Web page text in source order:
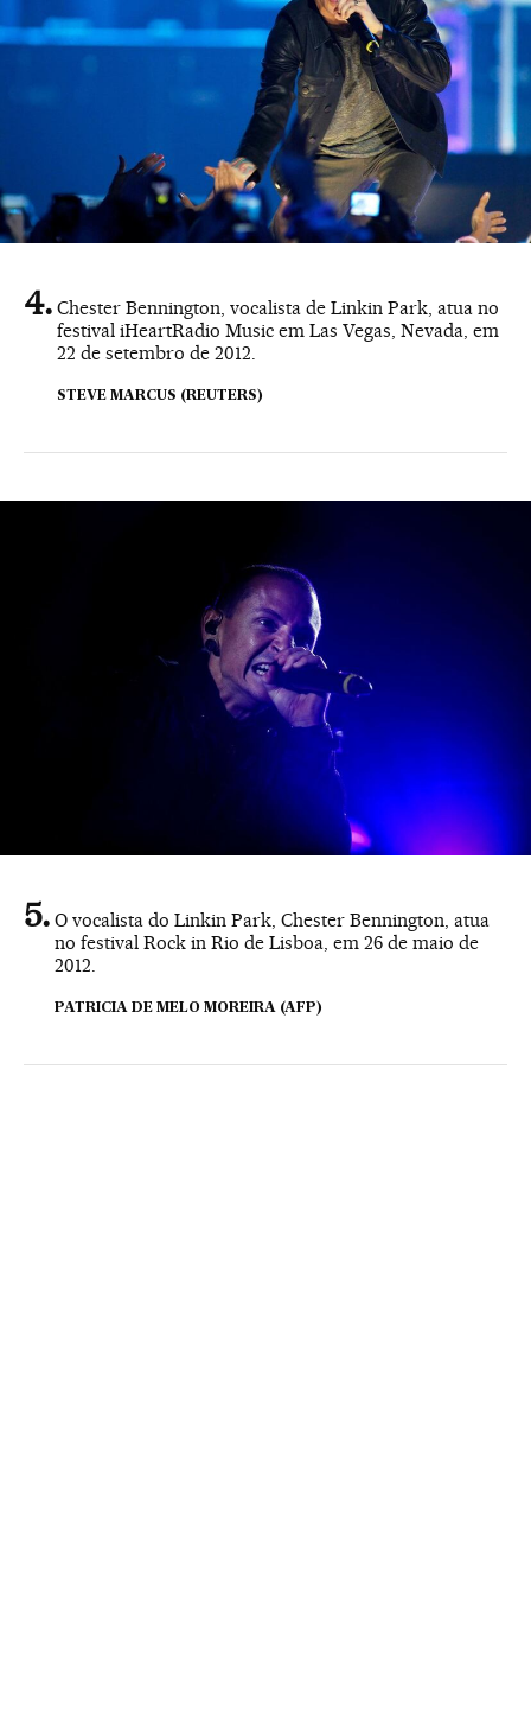
Chester Bennington, vocalista de Linkin Park, atua no
festival iHeartRadio Music em Las Vegas, Nevada, em
22 de setembro de 2012.
STEVE MARCUS (REUTERS)
O vocalista do Linkin Park, Chester Bennington, atua
no festival Rock in Rio de Lisboa, em 26 de maio de
2012.
PATRICIA DE MELO MOREIRA (AFP)